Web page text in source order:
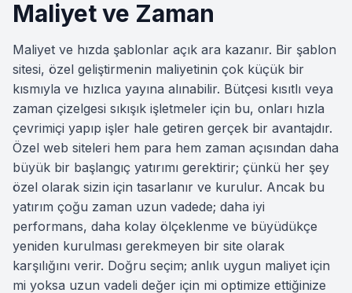
Maliyet ve Zaman
Maliyet ve hızda şablonlar açık ara kazanır. Bir şablon
sitesi, özel geliştirmenin maliyetinin çok küçük bir
kısmıyla ve hızlıca yayına alınabilir. Bütçesi kısıtlı veya
zaman çizelgesi sıkışık işletmeler için bu, onları hızla
çevrimiçi yapıp işler hale getiren gerçek bir avantajdır.
Özel web siteleri hem para hem zaman açısından daha
büyük bir başlangıç yatırımı gerektirir; çünkü her şey
özel olarak sizin için tasarlanır ve kurulur. Ancak bu
yatırım çoğu zaman uzun vadede; daha iyi
performans, daha kolay ölçeklenme ve büyüdükçe
yeniden kurulması gerekmeyen bir site olarak
karşılığını verir. Doğru seçim; anlık uygun maliyet için
mi yoksa uzun vadeli değer için mi optimize ettiğinize